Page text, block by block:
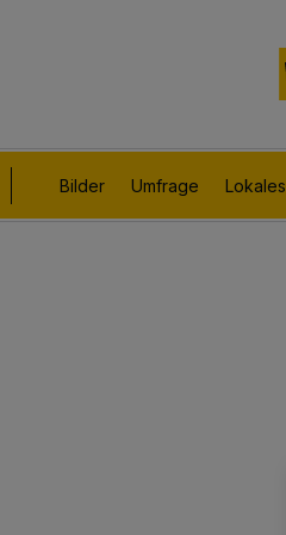
Bilder Umfrage Lokales